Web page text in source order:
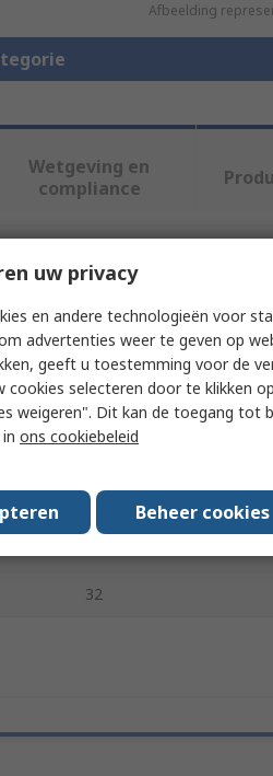
Afbeelding
Wetgeving en
compliance
te selecteren.
Waarde
EPIC
Heavy Duty Power
No
32
uw privacy
en andere technologieën voor
advertenties weer te geven op
geeft u toestemming voor de
cookies selecteren door te klikken
weigeren". Dit kan de toegang tot
ons cookiebeleid
Beheer cookies